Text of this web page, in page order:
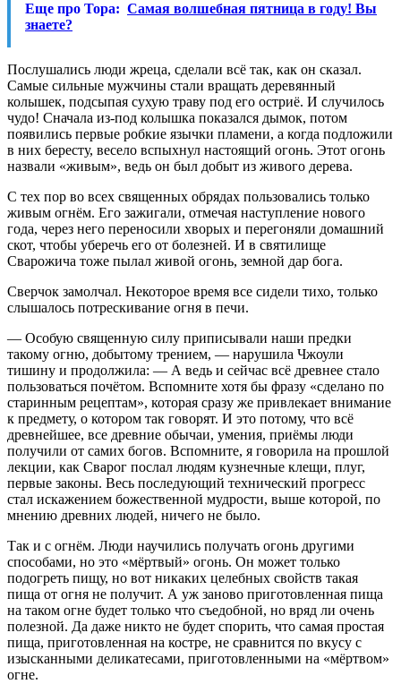
Еще про Тора: Самая волшебная пятница в году! Вы
знаете?
Послушались люди жреца, сделали всё так, как он сказал.
Самые сильные мужчины стали вращать деревянный
колышек, подсыпая сухую траву под его остриё. И случилось
чудо! Сначала из-под колышка показался дымок, потом
появились первые робкие язычки пламени, а когда подложили
в них бересту, весело вспыхнул настоящий огонь. Этот огонь
назвали «живым», ведь он был добыт из живого дерева.
С тех пор во всех священных обрядах пользовались только
живым огнём. Его зажигали, отмечая наступление нового
года, через него переносили хворых и перегоняли домашний
скот, чтобы уберечь его от болезней. И в святилище
Сварожича тоже пылал живой огонь, земной дар бога.
Сверчок замолчал. Некоторое время все сидели тихо, только
слышалось потрескивание огня в печи.
— Особую священную силу приписывали наши предки
такому огню, добытому трением, — нарушила Чжоули
тишину и продолжила: — А ведь и сейчас всё древнее стало
пользоваться почётом. Вспомните хотя бы фразу «сделано по
старинным рецептам», которая сразу же привлекает внимание
к предмету, о котором так говорят. И это потому, что всё
древнейшее, все древние обычаи, умения, приёмы люди
получили от самих богов. Вспомните, я говорила на прошлой
лекции, как Сварог послал людям кузнечные клещи, плуг,
первые законы. Весь последующий технический прогресс
стал искажением божественной мудрости, выше которой, по
мнению древних людей, ничего не было.
Так и с огнём. Люди научились получать огонь другими
способами, но это «мёртвый» огонь. Он может только
подогреть пищу, но вот никаких целебных свойств такая
пища от огня не получит. А уж заново приготовленная пища
на таком огне будет только что съедобной, но вряд ли очень
полезной. Да даже никто не будет спорить, что самая простая
пища, приготовленная на костре, не сравнится по вкусу с
изысканными деликатесами, приготовленными на «мёртвом»
огне.